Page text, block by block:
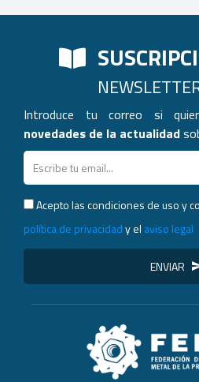
Introduce tu correo si
novedades de la actualidad
Acepto las condiciones de uso y
política de privacidady el aviso legal
ENVIAR